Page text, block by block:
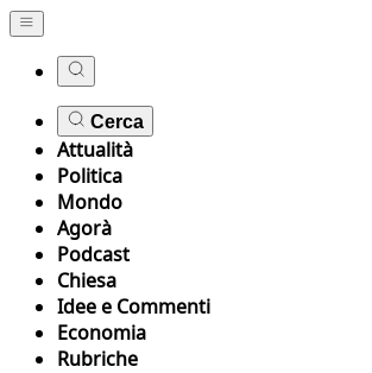
Cerca
Attualità
Politica
Mondo
Agorà
Podcast
Chiesa
Idee e Commenti
Economia
Rubriche